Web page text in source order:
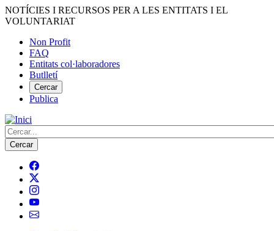
Vés
al
NOTÍCIES I RECURSOS PER A LES ENTITATS I EL
VOLUNTARIAT
Menú
del
compte
d'usuari
Non Profit
FAQ
Entitats col·laboradores
Butlletí
Cercar
Publica
Cerca